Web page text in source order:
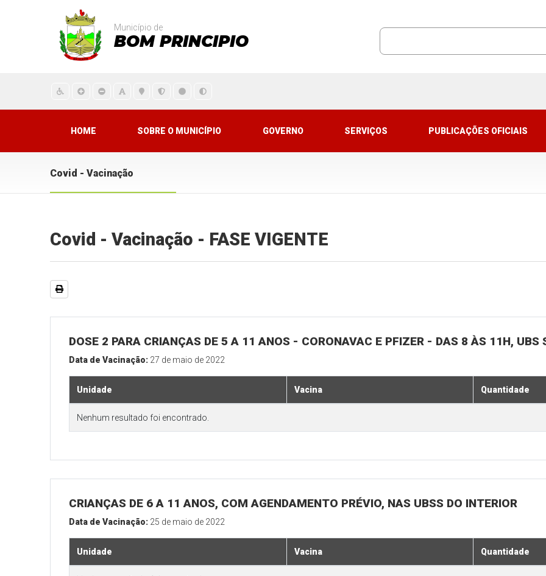
Município de
BOM PRINCIPIO
HOME SOBRE O MUNICÍPIO GOVERNO SERVIÇOS PUBLICAÇÕES OFICIAIS
Covid - Vacinação
Covid - Vacinação - FASE VIGENTE
DOSE 2 PARA CRIANÇAS DE 5 A 11 ANOS - CORONAVAC E PFIZER - DAS 8 ÀS 11H, UBS
Data de Vacinação: 27 de maio de 2022
Unidade Vacina Quantidade
Nenhum resultado foi encontrado.
CRIANÇAS DE 6 A 11 ANOS, COM AGENDAMENTO PRÉVIO, NAS UBSS DO INTERIOR
Data de Vacinação: 25 de maio de 2022
Unidade Vacina Quantidade